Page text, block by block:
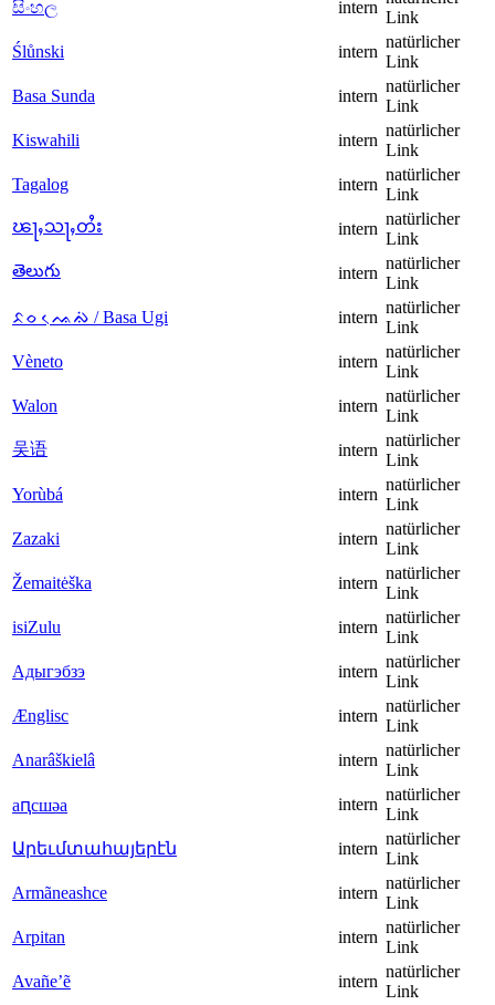
සිංහල
intern
Link
Ślůnski
intern
natürlicher
Link
Basa Sunda
intern
natürlicher
Link
Kiswahili
intern
natürlicher
Link
Tagalog
intern
natürlicher
Link
ၽႃႇသႃႇတႆး
intern
natürlicher
Link
తెలుగు
intern
natürlicher
Link
ᨅᨔ ᨕᨙᨁᨗ / Basa Ugi
intern
natürlicher
Link
Vèneto
intern
natürlicher
Link
Walon
intern
natürlicher
Link
吴语
intern
natürlicher
Link
Yorùbá
intern
natürlicher
Link
Zazaki
intern
natürlicher
Link
Žemaitėška
intern
natürlicher
Link
isiZulu
intern
natürlicher
Link
Адыгэбзэ
intern
natürlicher
Link
Ænglisc
intern
natürlicher
Link
Anarâškielâ
intern
natürlicher
Link
аԥсшәа
intern
natürlicher
Link
Արեւմտահայերէն
intern
natürlicher
Link
Armãneashce
intern
natürlicher
Link
Arpitan
intern
natürlicher
Link
Avañe’ẽ
intern
natürlicher
Link